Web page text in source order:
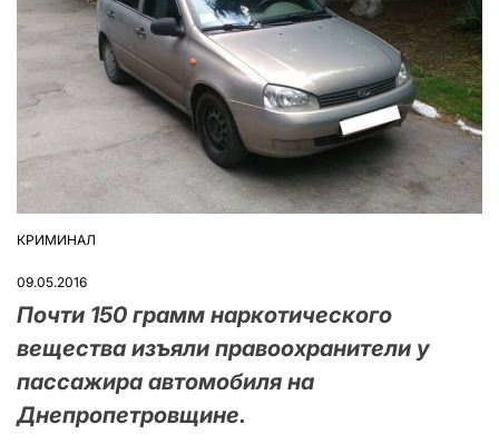
ОПУБЛІКУВАТИ
КРИМИНАЛ
09.05.2016
Почти 150 грамм наркотического
вещества изъяли правоохранители у
пассажира автомобиля на
Днепропетровщине.